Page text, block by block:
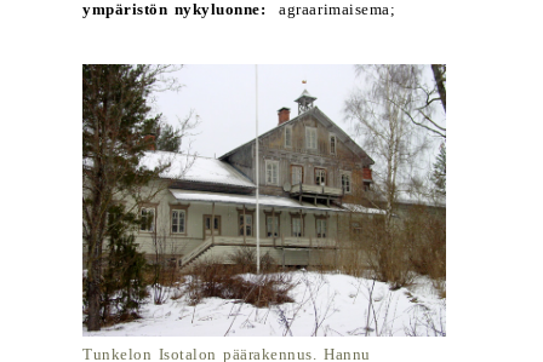
ympäristön nykyluonne: agraarimaisema;
Tunkelon Isotalon päärakennus. Hannu